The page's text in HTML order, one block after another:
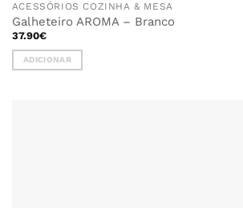
ACESSÓRIOS COZINHA & MESA
Galheteiro AROMA – Branco
37.90€
ADICIONAR